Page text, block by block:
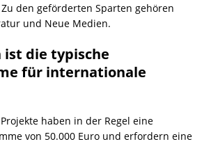
den geförderten Sparten gehören
und Neue Medien.
ist die typische
für internationale
haben in der Regel eine
von 50.000 Euro und erfordern eine